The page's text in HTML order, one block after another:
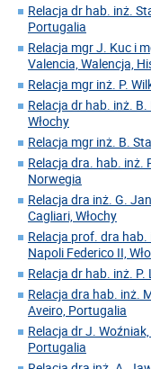
Relacja dr hab. inż.
Portugalia
Relacja mgr J. Kuc i
Valencia, Walencja,
Relacja mgr inż. P.
Relacja dr hab. inż.
Włochy
Relacja mgr inż. B.
Relacja dra. hab. inż.
Norwegia
Relacja dra inż. G.
Cagliari, Włochy
Relacja prof. dra hab.
Napoli Federico II,
Relacja dr hab. inż.
Relacja dra hab. inż.
Aveiro, Portugalia
Relacja dr J.
Portugalia